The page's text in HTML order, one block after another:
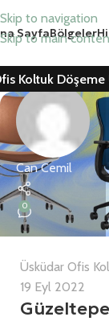
Skip to navigation
Skip to main
SayfaBölgeler
Koltuk Döşeme
Can Cemil
0
Üsküdar Ofis
19 Eyl 2022